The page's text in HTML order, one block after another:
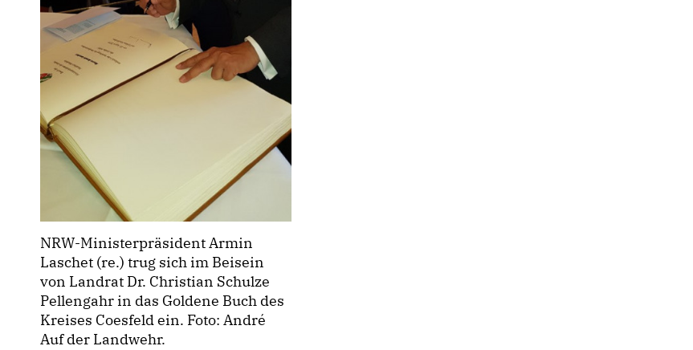
NRW-Ministerpräsident Armin
Laschet (re.) trug sich im Beisein
von Landrat Dr. Christian Schulze
Pellengahr in das Goldene Buch des
Kreises Coesfeld ein. Foto: André
Auf der Landwehr.